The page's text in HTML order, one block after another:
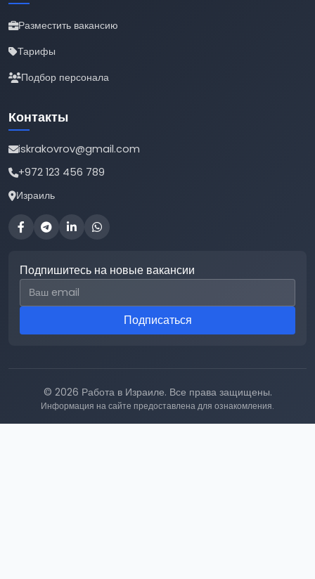
Разместить вакансию
Тарифы
Подбор персонала
Контакты
iskrakovrov@gmail.com
+972 123 456 789
Израиль
Подпишитесь на новые вакансии
Email для подписки
Подписаться
© 2026 Работа в Израиле. Все права защищены.
Информация на сайте предоставлена для ознакомления.